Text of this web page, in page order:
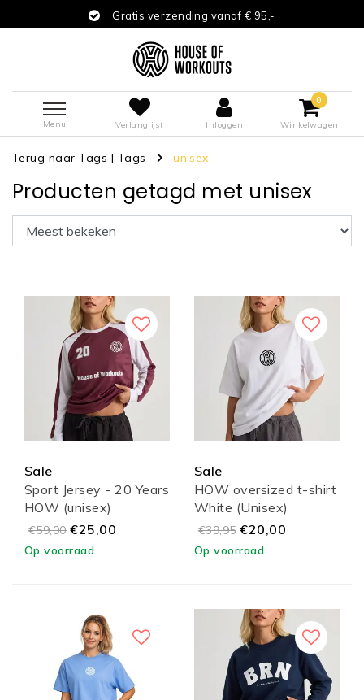
Gratis verzending vanaf € 95,-
Menu Verlanglijst Inloggen
0
Winkelwagen
Terug naar Tags | Tags unisex
Producten getagd met unisex
Sale
Sport Jersey - 20 Years
HOW (unisex)
€59,00 €25,00
Op voorraad
Sale
HOW oversized t-shirt
White (Unisex)
€39,95 €20,00
Op voorraad